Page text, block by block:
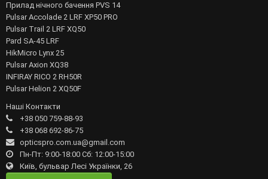
Прилад нічного бачення PVS 14
Pulsar Accolade 2 LRF XP50 PRO
Pulsar Trail 2 LRF XQ50
Pard SA-45 LRF
HikMicro Lynx 25
Pulsar Axion XQ38
INFIRAY RICO 2 RH50R
Pulsar Helion 2 XQ50F
Наші Контакти
+38 050 759-88-93
+38 068 692-86-75
opticspro.com.ua@gmail.com
Пн-Пт: 9:00-18:00 Сб: 12:00-15:00
Київ, бульвар Лесі Українки, 26